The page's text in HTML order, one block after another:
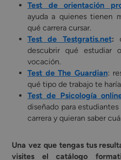
Test de orientación
ayuda a quienes tienen
qué carrera cursar.
Test de Testgratis.net:
descubrir qué estudiar
vocación.
Test de The Guardian:
qué tipo de trabajo te
Test de Psicología
diseñado para
carrera y quieran saber
Una vez que tengas tus
visites el catálogo